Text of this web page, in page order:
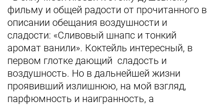
фильму и общей радости от прочитанного в
описании обещания воздушности и
сладости: «Сливовый шнапс и тонкий
аромат ванили». Коктейль интересный, в
первом глотке дающий сладость и
воздушность. Но в дальнейшей жизни
проявивший излишнюю, на мой взгляд,
парфюмность и наигранность, а